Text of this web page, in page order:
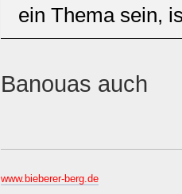
ein Thema sein,
Banouas auch
www.bieberer-berg.de